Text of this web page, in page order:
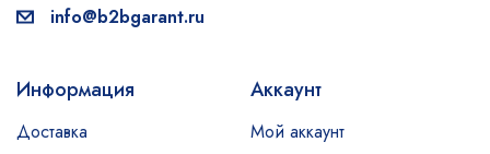
info@b2bgarant.ru
Информация
Доставка
Аккаунт
Мой аккаунт